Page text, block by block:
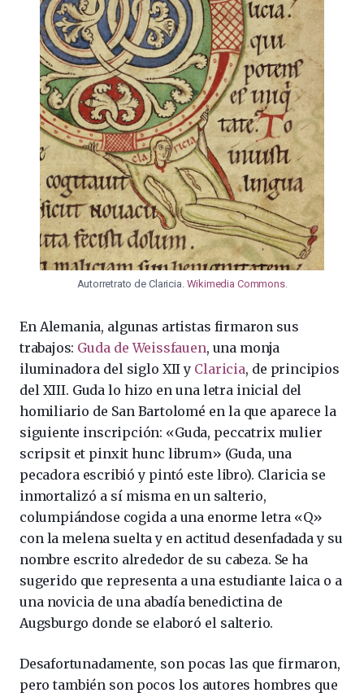
Autorretrato de Claricia. Wikimedia Commons.
En Alemania, algunas artistas firmaron sus
trabajos: Guda de Weissfauen, una monja
iluminadora del siglo XII y Claricia, de principios
del XIII. Guda lo hizo en una letra inicial del
homiliario de San Bartolomé en la que aparece la
siguiente inscripción: «Guda, peccatrix mulier
scripsit et pinxit hunc librum» (Guda, una
pecadora escribió y pintó este libro). Claricia se
inmortalizó a sí misma en un salterio,
columpiándose cogida a una enorme letra «Q»
con la melena suelta y en actitud desenfadada y su
nombre escrito alrededor de su cabeza. Se ha
sugerido que representa a una estudiante laica o a
una novicia de una abadía benedictina de
Augsburgo donde se elaboró el salterio.
Desafortunadamente, son pocas las que firmaron,
pero también son pocos los autores hombres que